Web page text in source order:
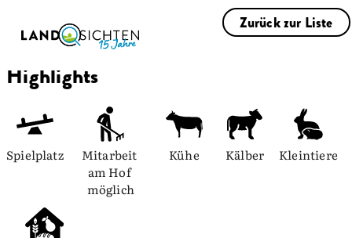
Zurück zur Liste
Highlights
Spielplatz
Mitarbeit
am Hof
möglich
Kühe Kälber Kleintiere